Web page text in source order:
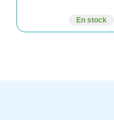
En stock